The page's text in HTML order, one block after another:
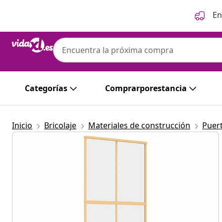
Categorías Comprarporestancia
Inicio Bricolaje Materiales de construcción